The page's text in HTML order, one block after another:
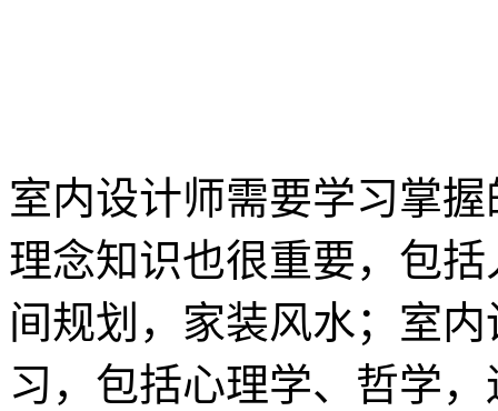
室内设计师需要学习掌
理念知识也很重要，包
间规划，家装风水；室
习，包括心理学、哲学